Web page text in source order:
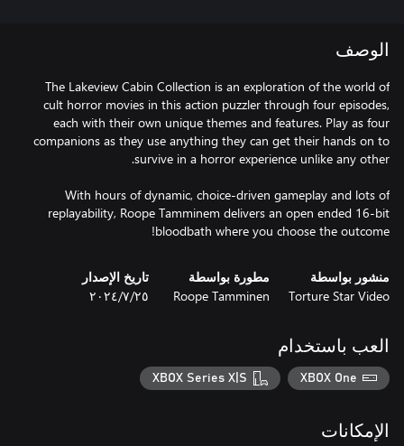
الوصف
The Lakeview Cabin Collection is an exploration of the world of
cult horror movies in this action puzzler through four episodes,
each with their own unique themes and features. Play as four
companions as they use anything they can get their hands on to
With hours of dynamic, choice-driven gameplay and lots of
replayability, Roope Tamminem delivers an open ended 16-bit
bloodbath where you choose the outcome!
منشور بواسطة
Torture Star Video
مطورة بواسطة
Roope Tamminen
تاريخ الإصدار
٢٥‏/٧‏/٢٠٢٤
العب باستخدام
XBOX One
XBOX Series X|S
الإمكانات